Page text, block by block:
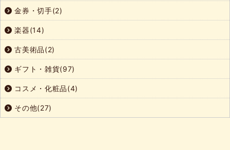
金券・切手(2)
楽器(14)
古美術品(2)
ギフト・雑貨(97)
コスメ・化粧品(4)
その他(27)